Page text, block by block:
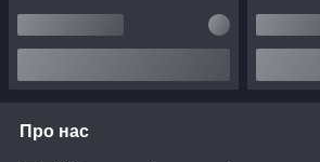
Про нас